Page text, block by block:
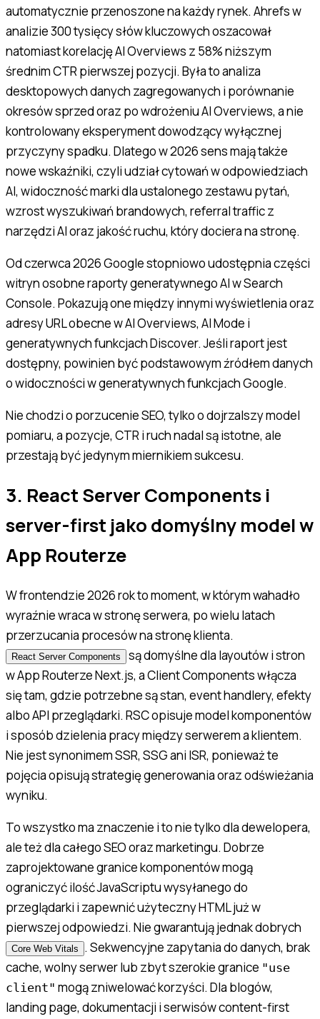
automatycznie przenoszone na każdy rynek. Ahrefs w
analizie 300 tysięcy słów kluczowych oszacował
natomiast korelację AI Overviews z 58% niższym
średnim CTR pierwszej pozycji. Była to analiza
desktopowych danych zagregowanych i porównanie
okresów sprzed oraz po wdrożeniu AI Overviews, a nie
kontrolowany eksperyment dowodzący wyłącznej
przyczyny spadku. Dlatego w 2026 sens mają także
nowe wskaźniki, czyli udział cytowań w odpowiedziach
AI, widoczność marki dla ustalonego zestawu pytań,
wzrost wyszukiwań brandowych, referral traffic z
narzędzi AI oraz jakość ruchu, który dociera na stronę.
Od czerwca 2026 Google stopniowo udostępnia części
witryn osobne raporty generatywnego AI w Search
Console. Pokazują one między innymi wyświetlenia oraz
adresy URL obecne w AI Overviews, AI Mode i
generatywnych funkcjach Discover. Jeśli raport jest
dostępny, powinien być podstawowym źródłem danych
o widoczności w generatywnych funkcjach Google.
Nie chodzi o porzucenie SEO, tylko o dojrzalszy model
pomiaru, a pozycje, CTR i ruch nadal są istotne, ale
przestają być jedynym miernikiem sukcesu.
3. React Server Components i
server-first jako domyślny model w
App Routerze
W frontendzie 2026 rok to moment, w którym wahadło
wyraźnie wraca w stronę serwera, po wielu latach
przerzucania procesów na stronę klienta.
React Server Components
są domyślne dla layoutów i stron
w App Routerze Next.js, a Client Components włącza
się tam, gdzie potrzebne są stan, event handlery, efekty
albo API przeglądarki. RSC opisuje model komponentów
i sposób dzielenia pracy między serwerem a klientem.
Nie jest synonimem SSR, SSG ani ISR, ponieważ te
pojęcia opisują strategię generowania oraz odświeżania
wyniku.
To wszystko ma znaczenie i to nie tylko dla dewelopera,
ale też dla całego SEO oraz marketingu. Dobrze
zaprojektowane granice komponentów mogą
ograniczyć ilość JavaScriptu wysyłanego do
przeglądarki i zapewnić użyteczny HTML już w
pierwszej odpowiedzi. Nie gwarantują jednak dobrych
Core Web Vitals
. Sekwencyjne zapytania do danych, brak
cache, wolny serwer lub zbyt szerokie granice "use
client" mogą zniwelować korzyści. Dla blogów,
landing page, dokumentacji i serwisów content-first